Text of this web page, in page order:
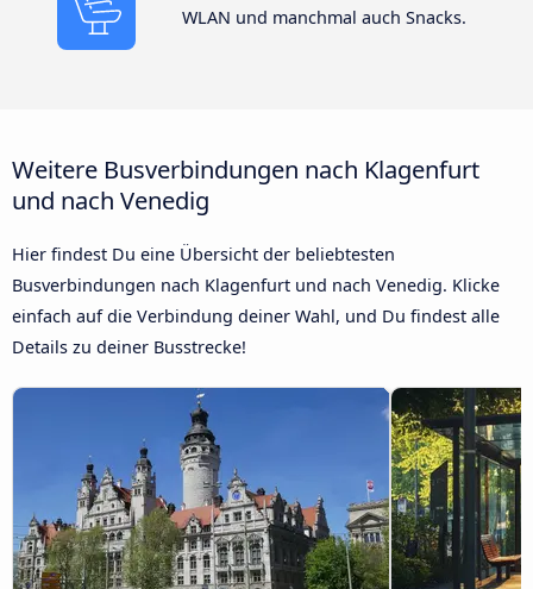
WLAN und manchmal auch Snacks.
Weitere Busverbindungen nach Klagenfurt
und nach Venedig
Hier findest Du eine Übersicht der beliebtesten
Busverbindungen nach Klagenfurt und nach Venedig. Klicke
einfach auf die Verbindung deiner Wahl, und Du findest alle
Details zu deiner Busstrecke!